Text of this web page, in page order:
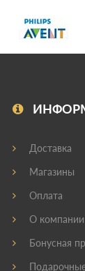
Доставка
Магазины
Оплата
О компании
Бонусная